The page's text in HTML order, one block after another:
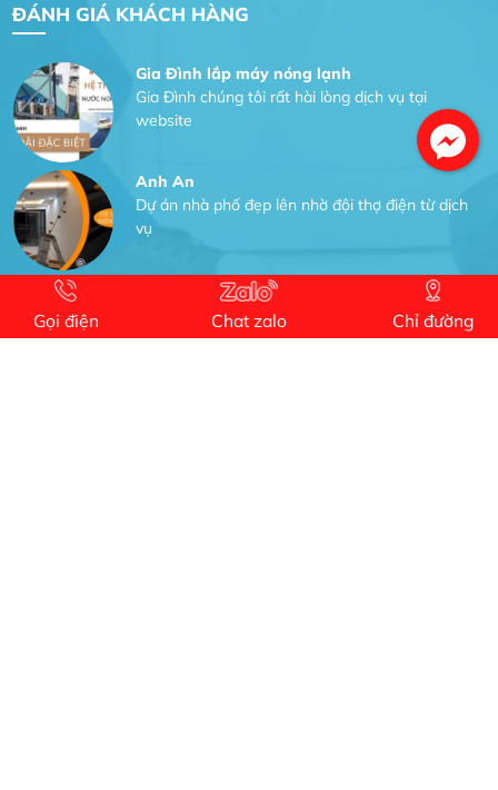
ĐÁNH GIÁ KHÁCH HÀNGlượng rất tốt sản phẩm chất lượng rất tốt sản
Gia Đình lắp máy nóng lạnh
Gia Đình chúng tôi rất hài lòng dịch vụ tại
website
Anh An
Dự án nhà phố đẹp lên nhờ đội thợ điện từ dịch
vụ
Dịch vụ MoTor
Tôi hài lòng quấn motor đẹp và đúng ý
Gọi điện Chat zalo Chỉ đường